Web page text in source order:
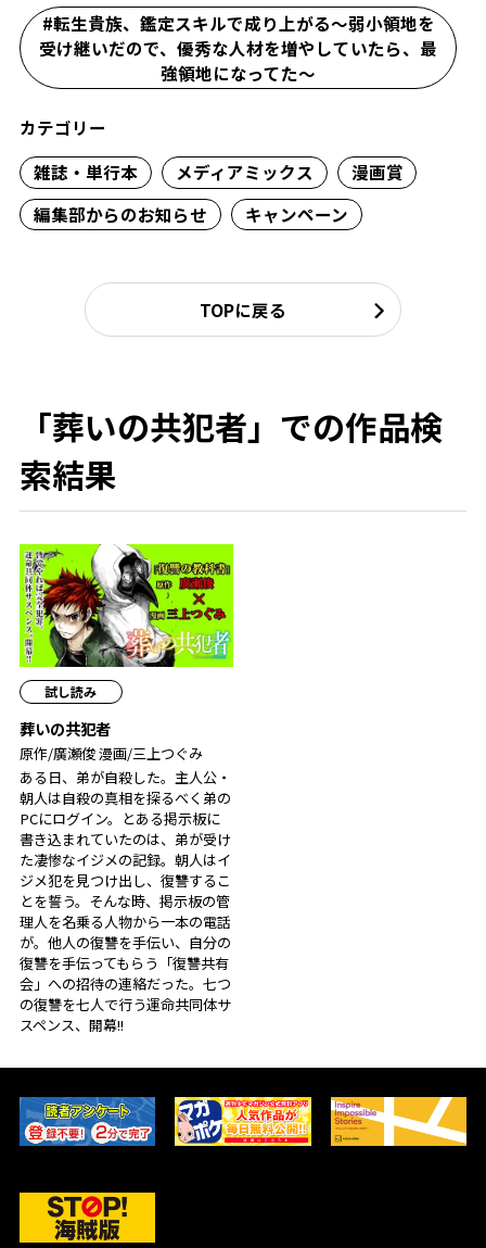
#転生貴族、鑑定スキルで成り上がる～弱小領地を
受け継いだので、優秀な人材を増やしていたら、最
強領地になってた～
カテゴリー
雑誌・単行本
メディアミックス
漫画賞
編集部からのお知らせ
キャンペーン
TOPに戻る
「葬いの共犯者」での作品検
索結果
試し読み
葬いの共犯者
原作/廣瀬俊 漫画/三上つぐみ
ある日、弟が自殺した。主人公・
朝人は自殺の真相を探るべく弟の
PCにログイン。とある掲示板に
書き込まれていたのは、弟が受け
た凄惨なイジメの記録。朝人はイ
ジメ犯を見つけ出し、復讐するこ
とを誓う。そんな時、掲示板の管
理人を名乗る人物から一本の電話
が。他人の復讐を手伝い、自分の
復讐を手伝ってもらう「復讐共有
会」への招待の連絡だった。七つ
の復讐を七人で行う運命共同体サ
スペンス、開幕!!